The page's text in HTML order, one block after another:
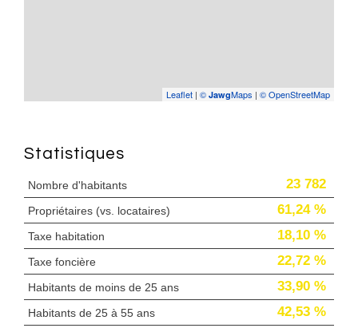
Leaflet | © JawgMaps | © OpenStreetMap
Statistiques
Nombre d'habitants 23 782
Propriétaires (vs. locataires) 61,24 %
Taxe habitation 18,10 %
Taxe foncière 22,72 %
Habitants de moins de 25 ans 33,90 %
Habitants de 25 à 55 ans 42,53 %